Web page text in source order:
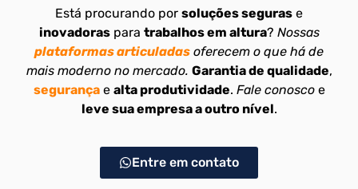
Está procurando por soluções seguras e
inovadoraspara trabalhos em altura? Nossas
plataformas articuladas oferecem o que há de
mais moderno no mercado. Garantia de qualidade,
segurança e alta produtividade. Fale conoscoe
leve sua empresa a outro nível.
Entre em contato